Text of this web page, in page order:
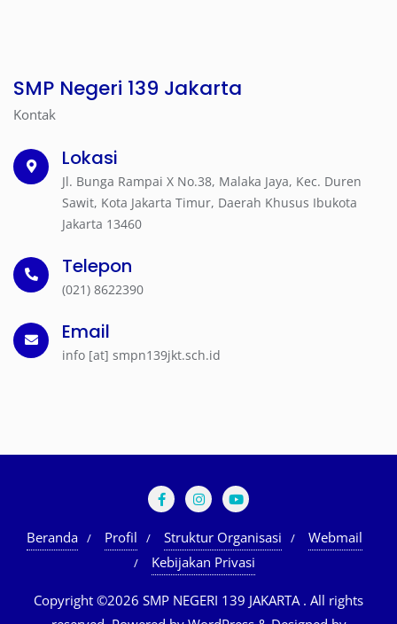
SMP Negeri 139 Jakarta
Kontak
Lokasi
Jl. Bunga Rampai X No.38, Malaka Jaya, Kec. Duren
Sawit, Kota Jakarta Timur, Daerah Khusus Ibukota
Jakarta 13460
Telepon
(021) 8622390
Email
info [at] smpn139jkt.sch.id
Beranda Profil Struktur Organisasi
Webmail
Kebijakan Privasi
Copyright ©2026 SMP NEGERI 139 JAKARTA . All rights